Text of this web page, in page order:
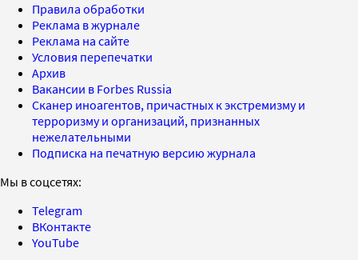
Правила обработки
Реклама в журнале
Реклама на сайте
Условия перепечатки
Архив
Вакансии в Forbes Russia
Сканер иноагентов, причастных к экстремизму и
терроризму и организаций, признанных
нежелательными
Подписка на печатную версию журнала
Мы в соцсетях:
Telegram
ВКонтакте
YouTube